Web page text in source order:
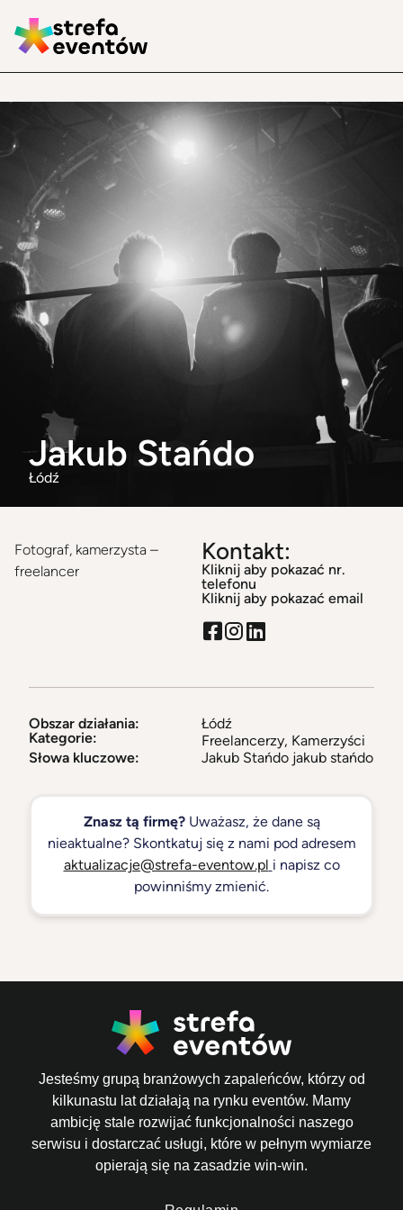
Jakub Stańdo
Łódź
Fotograf, kamerzysta –
freelancer
Kontakt:
Kliknij aby pokazać nr.
telefonu
Kliknij aby pokazać email
Obszar działania:
Łódź
Kategorie:
Freelancerzy, Kamerzyści
Słowa kluczowe:
Jakub Stańdo jakub stańdo
Znasz tą firmę?Uważasz, że dane są
nieaktualne? Skontkatuj się z nami pod adresem
aktualizacje@strefa-eventow.pl i napisz co
powinniśmy zmienić.
Jesteśmy grupą branżowych zapaleńców, którzy od
kilkunastu lat działają na rynku eventów. Mamy
ambicję stale rozwijać funkcjonalności naszego
serwisu i dostarczać usługi, które w pełnym wymiarze
opierają się na zasadzie win-win.